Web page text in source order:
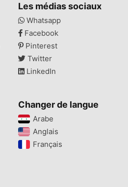
Les médias sociaux
Whatsapp
Facebook
Pinterest
Twitter
LinkedIn
Changer de langue
Arabe
Anglais
Français